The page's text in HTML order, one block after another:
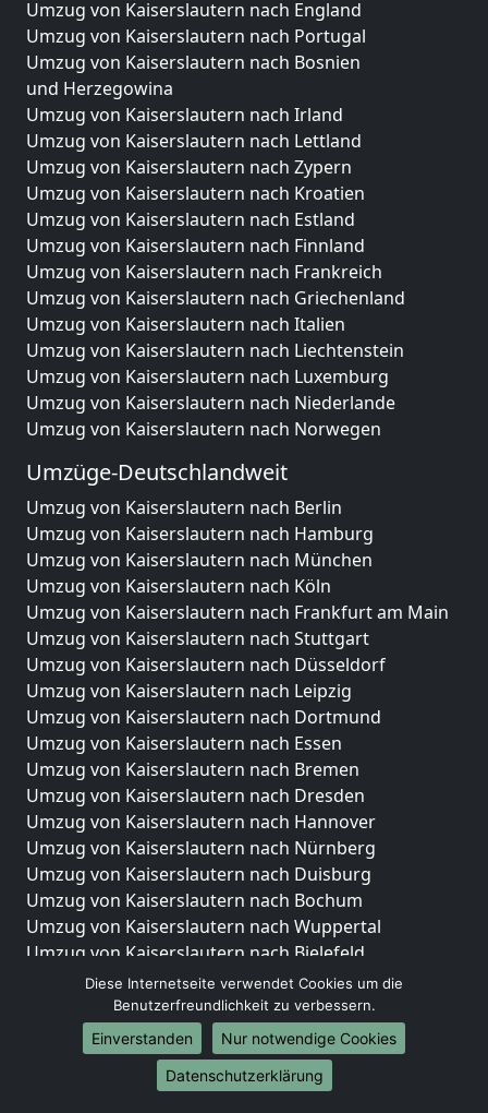
Umzug von Kaiserslautern nach England
Umzug von Kaiserslautern nach Portugal
Umzug von Kaiserslautern nach Bosnien
und Herzegowina
Umzug von Kaiserslautern nach Irland
Umzug von Kaiserslautern nach Lettland
Umzug von Kaiserslautern nach Zypern
Umzug von Kaiserslautern nach Kroatien
Umzug von Kaiserslautern nach Estland
Umzug von Kaiserslautern nach Finnland
Umzug von Kaiserslautern nach Frankreich
Umzug von Kaiserslautern nach Griechenland
Umzug von Kaiserslautern nach Italien
Umzug von Kaiserslautern nach Liechtenstein
Umzug von Kaiserslautern nach Luxemburg
Umzug von Kaiserslautern nach Niederlande
Umzug von Kaiserslautern nach Norwegen
Umzüge-Deutschlandweit
Umzug von Kaiserslautern nach Berlin
Umzug von Kaiserslautern nach Hamburg
Umzug von Kaiserslautern nach München
Umzug von Kaiserslautern nach Köln
Umzug von Kaiserslautern nach Frankfurt am Main
Umzug von Kaiserslautern nach Stuttgart
Umzug von Kaiserslautern nach Düsseldorf
Umzug von Kaiserslautern nach Leipzig
Umzug von Kaiserslautern nach Dortmund
Umzug von Kaiserslautern nach Essen
Umzug von Kaiserslautern nach Bremen
Umzug von Kaiserslautern nach Dresden
Umzug von Kaiserslautern nach Hannover
Umzug von Kaiserslautern nach Nürnberg
Umzug von Kaiserslautern nach Duisburg
Umzug von Kaiserslautern nach Bochum
Umzug von Kaiserslautern nach Wuppertal
Umzug von Kaiserslautern nach Bielefeld
Umzug von Kaiserslautern nach Bonn
Umzug von Kaiserslautern nach Münster
Internationale-Umzüge
Umzug von Kaiserslautern nach Brasilien
Diese Internetseite verwendet Cookies um die
Benutzerfreundlichkeit zu verbessern.
Einverstanden
Nur notwendige Cookies
Datenschutzerklärung